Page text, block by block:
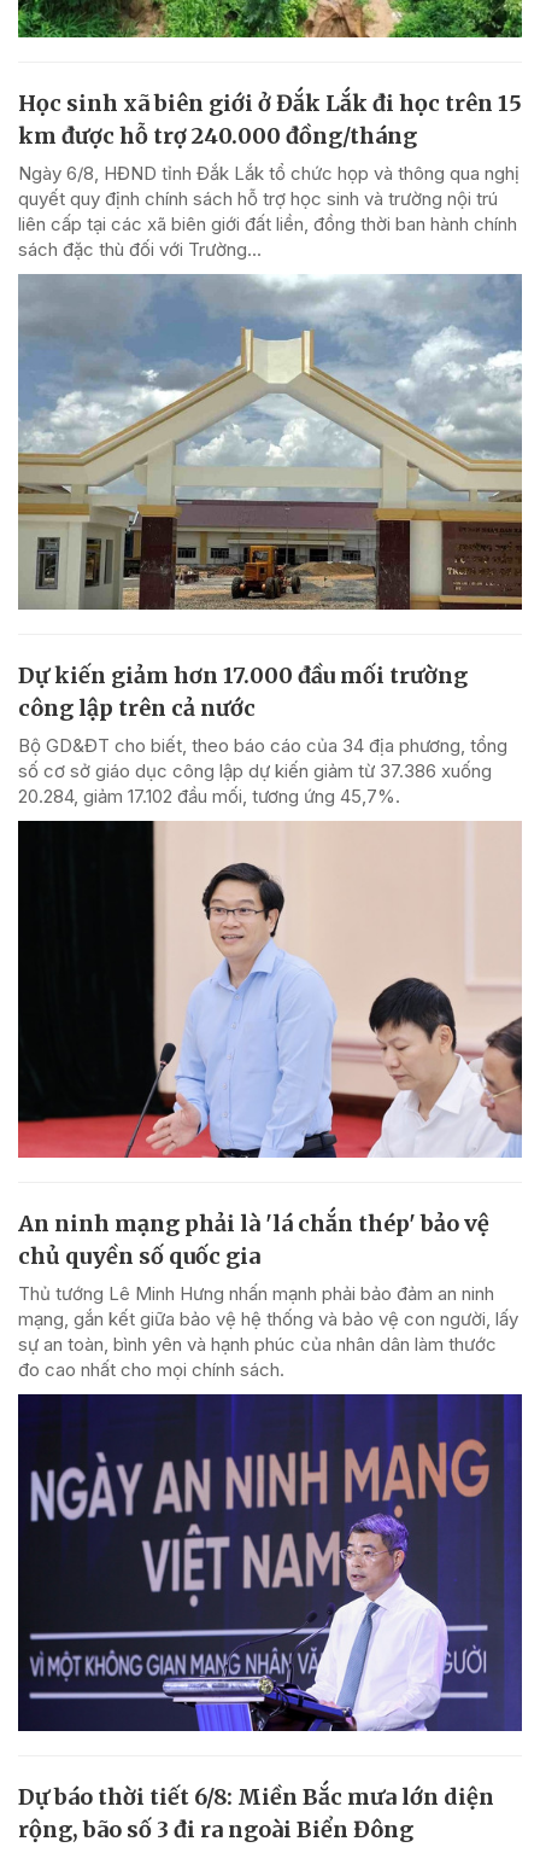
Học sinh xã biên giới ở Đắk Lắk đi học trên 15
km được hỗ trợ 240.000 đồng/tháng
Ngày 6/8, HĐND tỉnh Đắk Lắk tổ chức họp và thông qua nghị
quyết quy định chính sách hỗ trợ học sinh và trường nội trú
liên cấp tại các xã biên giới đất liền, đồng thời ban hành chính
sách đặc thù đối với Trường...
Dự kiến giảm hơn 17.000 đầu mối trường
công lập trên cả nước
Bộ GD&ĐT cho biết, theo báo cáo của 34 địa phương, tổng
số cơ sở giáo dục công lập dự kiến giảm từ 37.386 xuống
20.284, giảm 17.102 đầu mối, tương ứng 45,7%.
An ninh mạng phải là 'lá chắn thép' bảo vệ
chủ quyền số quốc gia
Thủ tướng Lê Minh Hưng nhấn mạnh phải bảo đảm an ninh
mạng, gắn kết giữa bảo vệ hệ thống và bảo vệ con người, lấy
sự an toàn, bình yên và hạnh phúc của nhân dân làm thước
đo cao nhất cho mọi chính sách.
Dự báo thời tiết 6/8: Miền Bắc mưa lớn diện
rộng, bão số 3 đi ra ngoài Biển Đông